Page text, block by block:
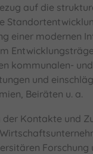
auf die
einer modernen
kommunalen- und
und
Beiräten u. a.
der Kontakte und
Forschung